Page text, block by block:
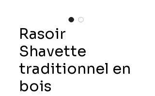
Rasoir
Shavette
traditionnel en
bois